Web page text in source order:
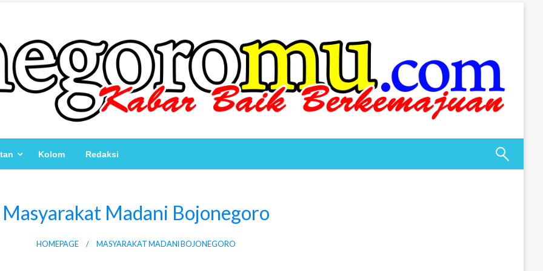
Kolom Redaksi
Masyarakat Madani Bojonegoro
HOMEPAGE MASYARAKAT MADANI BOJONEGORO